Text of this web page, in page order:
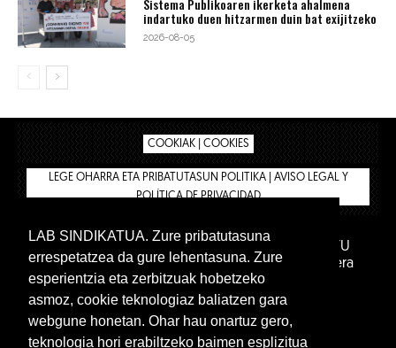
Sistema Publikoaren ikerketa ahalmena
indartuko duen hitzarmen duin bat exijitzeko
2026-08-05
COOKIAK | COOKIES
LEGE OHARRA ETA PRIBATUTASUN POLITIKA | AVISO LEGAL Y
POLÍTICA DE PRIVACIDAD
IPAR HEGOA FUNDAZIOA
AFILIATU
DENDA
BARNE GUNEA 🔑 Euskara Gaztelera
LAB SINDIKATUA. Zure pribatutasuna
errespetatzea da gure lehentasuna. Zure
esperientzia eta zerbitzuak hobetzeko
asmoz, cookie teknologiaz baliatzen gara
webgune honetan. Ohar hau onartuz gero,
teknologia hori erabiltzeko baimen esplizitua